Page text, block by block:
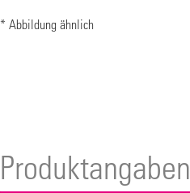
* Abbildung ähnlich
Produktangaben